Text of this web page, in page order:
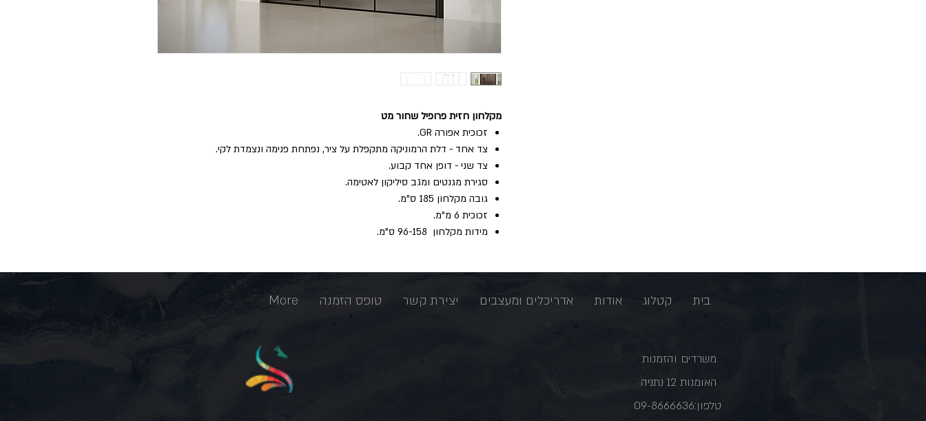
מקלחון חזית פרופיל שחור מט
זכוכית אפורה GR.
צד אחד - דלת הרמוניקה מתקפלת על ציר, נפתחת פנימה ונצמדת לקי.
צד שני - דופן אחד קבוע.
סגירת מגנטים ומגב סיליקון לאטימה.
גובה‭ ‬מקלחון ‬185 ‬ס"מ‭. ‬
זכוכית‭ ‬6‭ ‬מ"מ‭. ‬
מידות ‬מקלחון ‭ 96-158 ‬ס"מ‭. ‬
בית קטלוג אודות אדריכלים ומעצבים יצירת קשר טופס הזמנה More
משרדים והזמנות
האומנות 12 נתניה
טלפון:09-8666636